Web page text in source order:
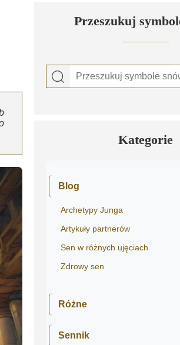
Przeszukuj
Kategorie
Blog
Archetypy Junga
Artykuły partnerów
Sen w różnych ujęciach
Zdrowy sen
Różne
Sennik